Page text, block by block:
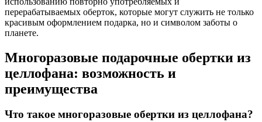
перерабатываемых оберток, которые могут служить не только
красивым оформлением подарка, но и символом заботы о
планете.
Многоразовые подарочные обертки из
целлофана: возможность и
преимущества
Что такое многоразовые обертки из целлофана?